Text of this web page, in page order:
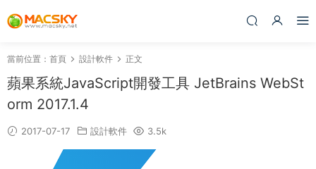
當前位置： 首頁 設計軟件 正文
蘋果系統JavaScript開發工具 JetBrains WebSt
orm 2017.1.4
2017-07-17 設計軟件 3.5k